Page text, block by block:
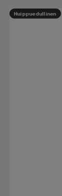
Huippuedullinen